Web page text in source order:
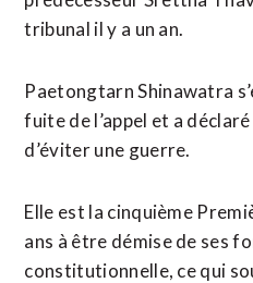
tribunal il y a un an.
Paetongtarn Shinawatra
fuite de l’appel et a
d’éviter une guerre.
Elle est la cinquième
ans à être démise de ses
constitutionnelle, ce qui